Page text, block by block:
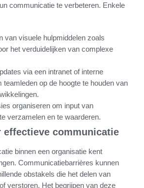
communicatie te verbeteren. Enkele
van visuele hulpmiddelen zoals
het verduidelijken van complexe
via een intranet of interne
teamleden op de hoogte te houden van
organiseren om input van
verzamelen en te waarderen.
effectieve communicatie
binnen een organisatie kent
Communicatiebarrières kunnen
obstakels die het delen van
verstoren. Het begrijpen van deze